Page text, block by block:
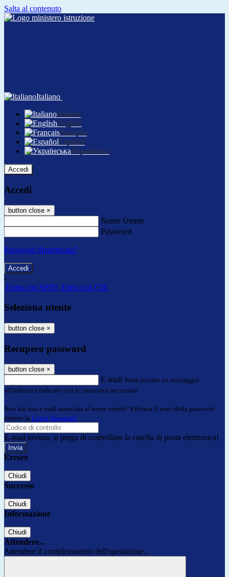
Salta al contenuto
Italiano
Italiano
English
Français
Español
Українська
Accedi
Accedi
button close ×
Nome Utente
Password
Password dimenticata?
-
Entra con SPID Entra con CIE
Seleziona utente
button close ×
Recupero password
button close ×
E-mail Verrà inviato un messaggio
all'indirizzo indicato con le istruzioni necessarie.
Non hai una e-mail associata al nome utente? Effettua il reset della password
tramite la Login Spaggiari
E-mail inviata, si prega di controllare la casella di posta elettronica!
Errore
Chiudi
Successo
Chiudi
Informazione
Chiudi
Attendere...
Attendere il completamento dell'operazione...